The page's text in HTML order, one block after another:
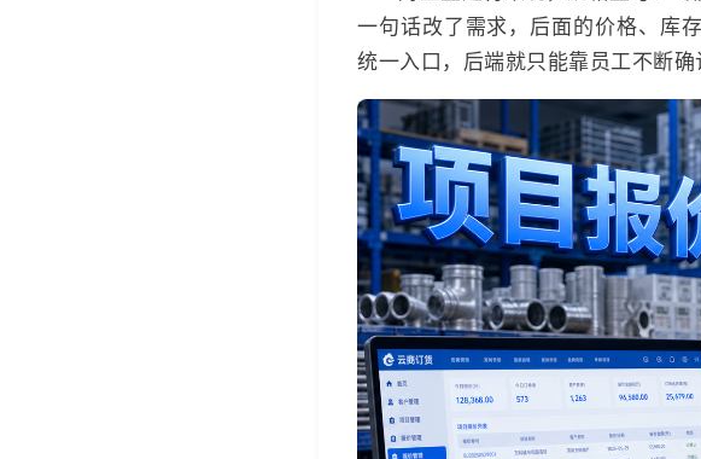
一句话改了需求，后面的价格、库
统一入口，后端就只能靠员工不断